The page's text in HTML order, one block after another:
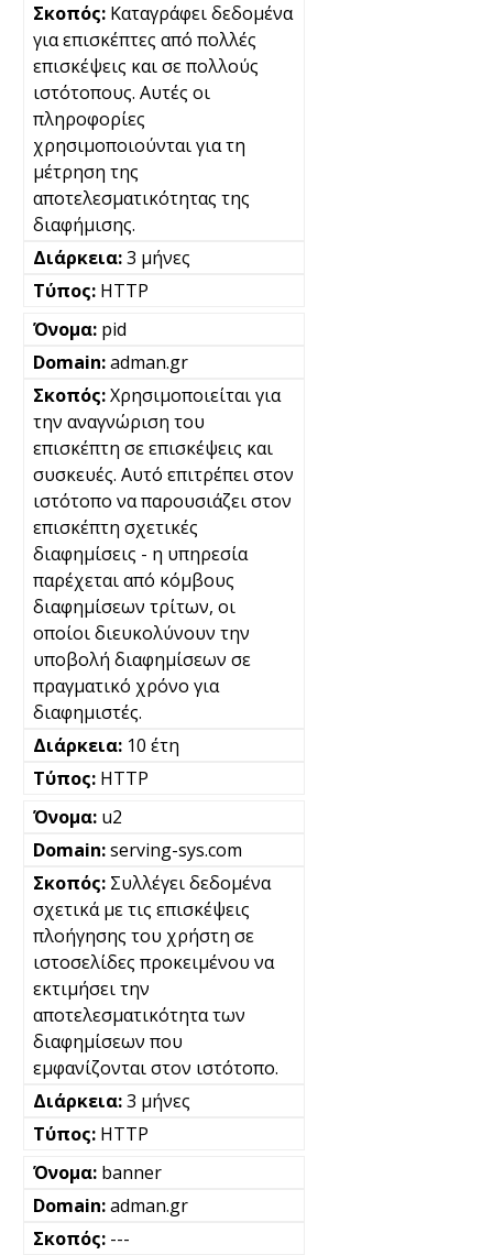
Καταγράφει δεδομένα
για επισκέπτες από πολλές
επισκέψεις και σε πολλούς
ιστότοπους. Αυτές οι
πληροφορίες
χρησιμοποιούνται για τη
μέτρηση της
αποτελεσματικότητας της
διαφήμισης.
3 μήνες
HTTP
pid
adman.gr
Χρησιμοποιείται για
την αναγνώριση του
επισκέπτη σε επισκέψεις και
συσκευές. Αυτό επιτρέπει στον
ιστότοπο να παρουσιάζει στον
επισκέπτη σχετικές
διαφημίσεις - η υπηρεσία
παρέχεται από κόμβους
διαφημίσεων τρίτων, οι
οποίοι διευκολύνουν την
υποβολή διαφημίσεων σε
πραγματικό χρόνο για
διαφημιστές.
10 έτη
HTTP
u2
serving-sys.com
Συλλέγει δεδομένα
σχετικά με τις επισκέψεις
πλοήγησης του χρήστη σε
ιστοσελίδες προκειμένου να
εκτιμήσει την
αποτελεσματικότητα των
διαφημίσεων που
εμφανίζονται στον ιστότοπο.
3 μήνες
HTTP
banner
adman.gr
---